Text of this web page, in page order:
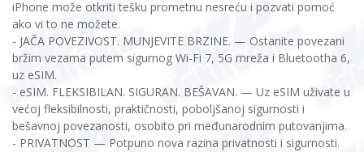
iPhone može otkriti tešku prometnu nesreću i pozvati pomoć
ako vi to ne možete.
- JAČA POVEZIVOST. MUNJEVITE BRZINE. — Ostanite povezani
bržim vezama putem sigurnog Wi-Fi 7, 5G mreža i Bluetootha 6,
uz eSIM.
- eSIM. FLEKSIBILAN. SIGURAN. BEŠAVAN. — Uz eSIM uživate u
većoj fleksibilnosti, praktičnosti, poboljšanoj sigurnosti i
bešavnoj povezanosti, osobito pri međunarodnim putovanjima.
- PRIVATNOST — Potpuno nova razina privatnosti i sigurnosti.